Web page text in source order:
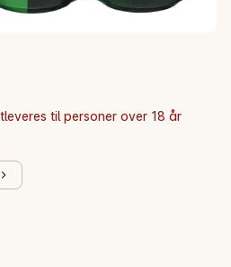
til personer over 18 år
kr